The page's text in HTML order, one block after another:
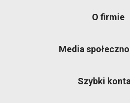
O firmie
Media
Szybki